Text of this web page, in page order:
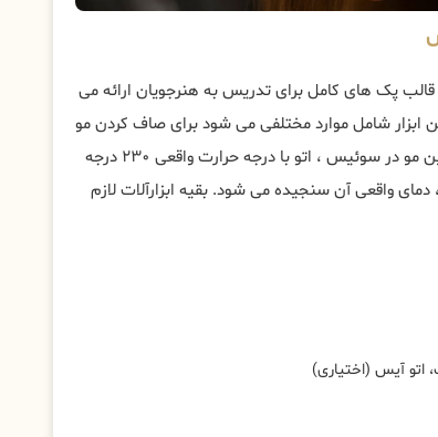
پک های کامل برای تدریس به هنرجویان ارائه می
شامل موارد مختلفی می شود برای صاف کردن مو
به روش های مختلف، مهم ترین ابزار برای کراتین مو در سوئیس ، اتو با درجه حرارت واقعی ۲۳۰ درجه
واقعی آن سنجیده می شود. بقیه ابزارآلات لازم
اتو آیس (اختیاری)